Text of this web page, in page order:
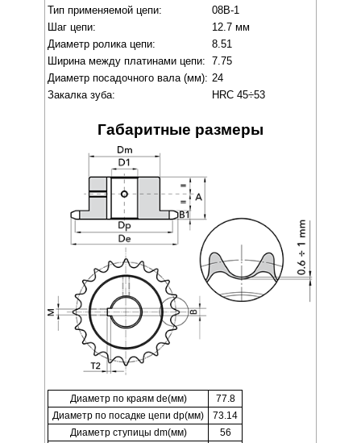
Тип применяемой цепи:
08B-1
Шаг цепи:
12.7 мм
Диаметр ролика цепи:
8.51
Ширина между платинами цепи:
7.75
Диаметр посадочного вала (мм): 24
Закалка зуба:
HRC 45÷53
Габаритные размеры
Диаметр по краям de(мм)
77.8
Диаметр по посадке цепи dp(мм)
73.14
Диаметр ступицы dm(мм)
56